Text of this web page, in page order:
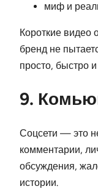
миф и
Короткие видео
бренд не
просто, быстро
9.
Соцсети — это
комментарии,
обсуждения,
истории.